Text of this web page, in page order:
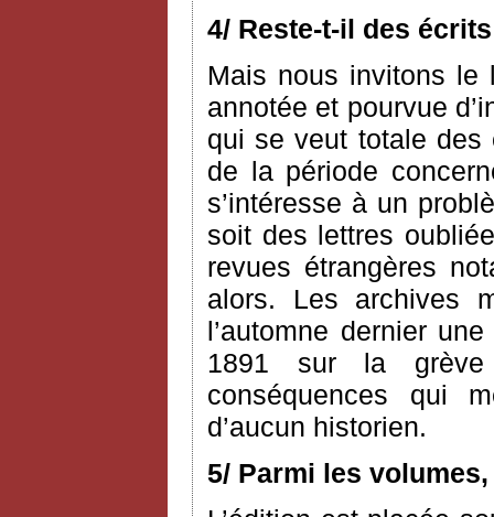
4/ Reste-t-il des
Mais nous invitons le
annotée et pourvue
qui se veut totale des
de la période
s’intéresse à un
soit des lettres
revues étrangères
alors. Les archives
l’automne dernier
1891 sur la
conséquences qui
d’aucun historien.
5/ Parmi les